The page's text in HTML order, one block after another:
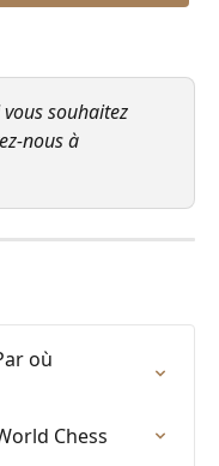
souhaitez
nous à
où
Chess